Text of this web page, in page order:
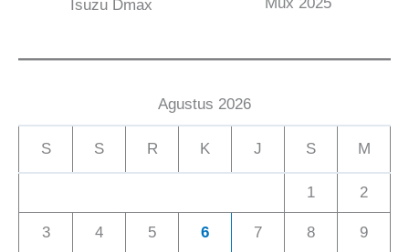
Isuzu Dmax
Agustus 2026
S S R K J S M
1 2
3 4 5 6 7 8 9